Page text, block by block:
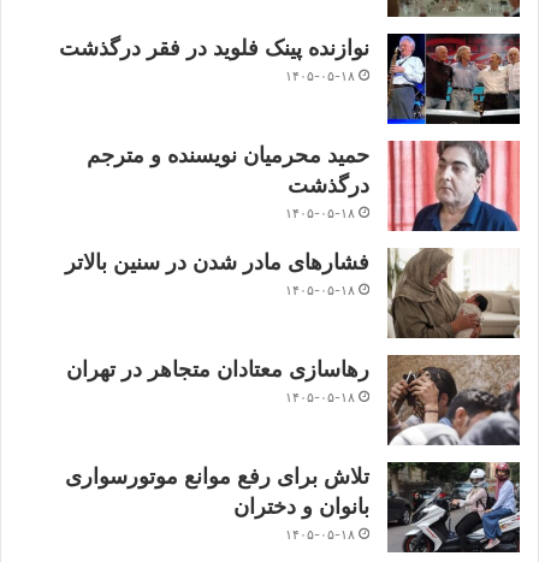
نوازنده پینک فلوید در فقر درگذشت
۱۴۰۵-۰۵-۱۸
حمید محرمیان نویسنده و مترجم
درگذشت
۱۴۰۵-۰۵-۱۸
فشارهای مادر شدن در سنین بالاتر
۱۴۰۵-۰۵-۱۸
رهاسازی معتادان متجاهر در تهران
۱۴۰۵-۰۵-۱۸
تلاش برای رفع موانع موتورسواری
بانوان و دختران
۱۴۰۵-۰۵-۱۸